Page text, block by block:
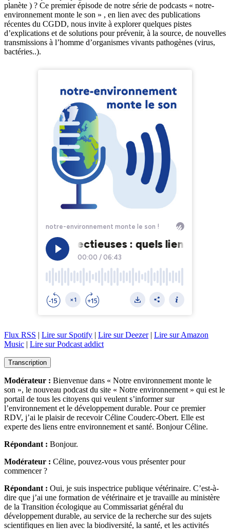
planète ) ? Ce premier épisode de notre série de podcasts « notre-
environnement monte le son » , en lien avec des publications
récentes du CGDD, nous invite à explorer quelques pistes
d’explications et de solutions pour prévenir, à la source, de nouvelles
transmissions à l’homme d’organismes vivants pathogènes (virus,
bactéries..).
Flux RSS | Lire sur Spotify | Lire sur Deezer| Lire sur Amazon
Music | Lire sur Podcast addict
Transcription
Modérateur : Bienvenue dans « Notre environnement monte le
son », le nouveau podcast du site « Notre environnement » qui est le
portail de tous les citoyens qui veulent s’informer sur
l’environnement et le développement durable. Pour ce premier
RDV, j’ai le plaisir de recevoir Céline Couderc-Obert. Elle est
experte des liens entre environnement et santé. Bonjour Céline.
Répondant : Bonjour.
Modérateur : Céline, pouvez-vous vous présenter pour
commencer ?
Répondant : Oui, je suis inspectrice publique vétérinaire. C’est-à-
dire que j’ai une formation de vétérinaire et je travaille au ministère
de la Transition écologique au Commissariat général du
développement durable, au service de la recherche sur des sujets
scientifiques en lien avec la biodiversité, la santé, et les activités